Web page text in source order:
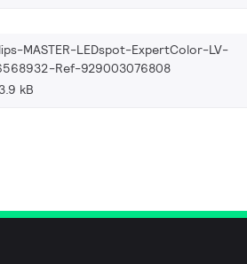
MASTER-LEDspot-ExpertColor-LV-
Ref-929003076808
kB